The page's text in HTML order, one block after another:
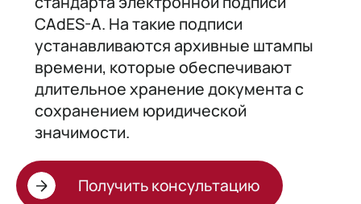
CAdES-A. На такие подписи
устанавливаются архивные штампы
времени, которые обеспечивают
длительное хранение документа с
сохранением юридической
значимости.
Получить консультацию